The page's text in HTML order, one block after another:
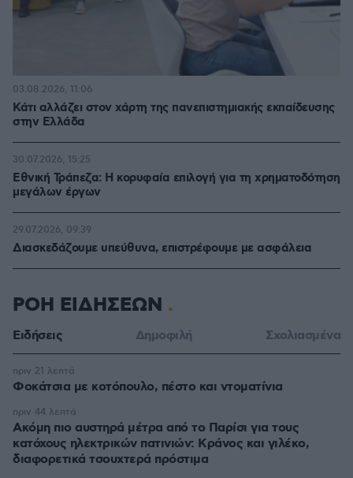
Κάτι αλλάζει στον χάρτη της πανεπιστημιακής εκπαίδευσης
στην Ελλάδα
03.08.2026, 11:06
Εθνική Τράπεζα: Η κορυφαία επιλογή για τη χρηματοδότηση
μεγάλων έργων
30.07.2026, 15:25
Διασκεδάζουμε υπεύθυνα, επιστρέφουμε με ασφάλεια
29.07.2026, 09:39
ΡΟΗ ΕΙΔΗΣΕΩΝ
Ειδήσεις Δημοφιλή Σχολιασμένα
Φοκάτσια με κοτόπουλο, πέστο και ντοματίνια
πριν 21 λεπτά
Ακόμη πιο αυστηρά μέτρα από το Παρίσι για τους
κατόχους ηλεκτρικών πατινιών: Κράνος και γιλέκο,
διαφορετικά τσουχτερά πρόστιμα
πριν 44 λεπτά